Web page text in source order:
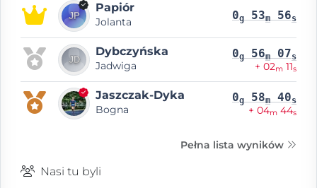
Papiór
Jolanta 0g 53m 56s
Dybczyńska
Jadwiga
0g 56m 07s
+ 02m 11s
Jaszczak-Dyka
Bogna
0g 58m 40s
+ 04m 44s
Pełna lista wyników
Nasi tu byli